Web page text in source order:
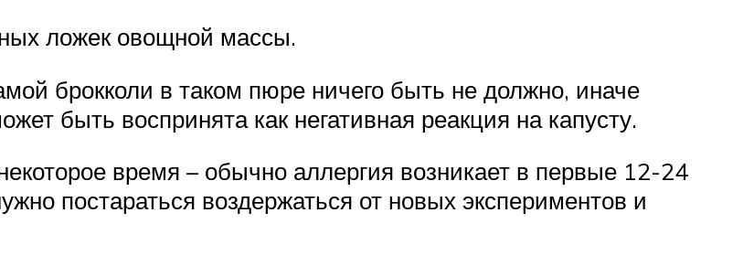
ложек овощной массы.
брокколи в таком пюре ничего быть не должно, иначе
быть воспринята как негативная реакция на капусту.
время – обычно аллергия возникает в первые 12-24
постараться воздержаться от новых экспериментов и